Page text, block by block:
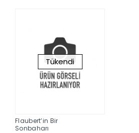
Tükendi
Flaubert’in Bir
Sonbaharı